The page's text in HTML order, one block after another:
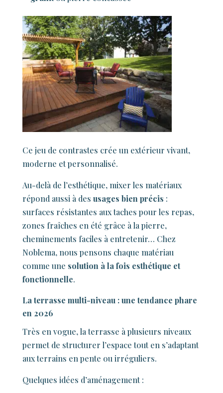
Ce jeu de contrastes crée un extérieur vivant,
moderne et personnalisé.
Au-delà de l’esthétique, mixer les matériaux
répond aussi à des usages bien précis :
surfaces résistantes aux taches pour les repas,
zones fraîches en été grâce à la pierre,
cheminements faciles à entretenir… Chez
Noblema, nous pensons chaque matériau
comme une solution à la fois esthétique et
fonctionnelle.
La terrasse multi-niveau : une tendance phare
en 2026
Très en vogue, la terrasse à plusieurs niveaux
permet de structurer l’espace tout en s’adaptant
aux terrains en pente ou irréguliers.
Quelques idées d’aménagement :